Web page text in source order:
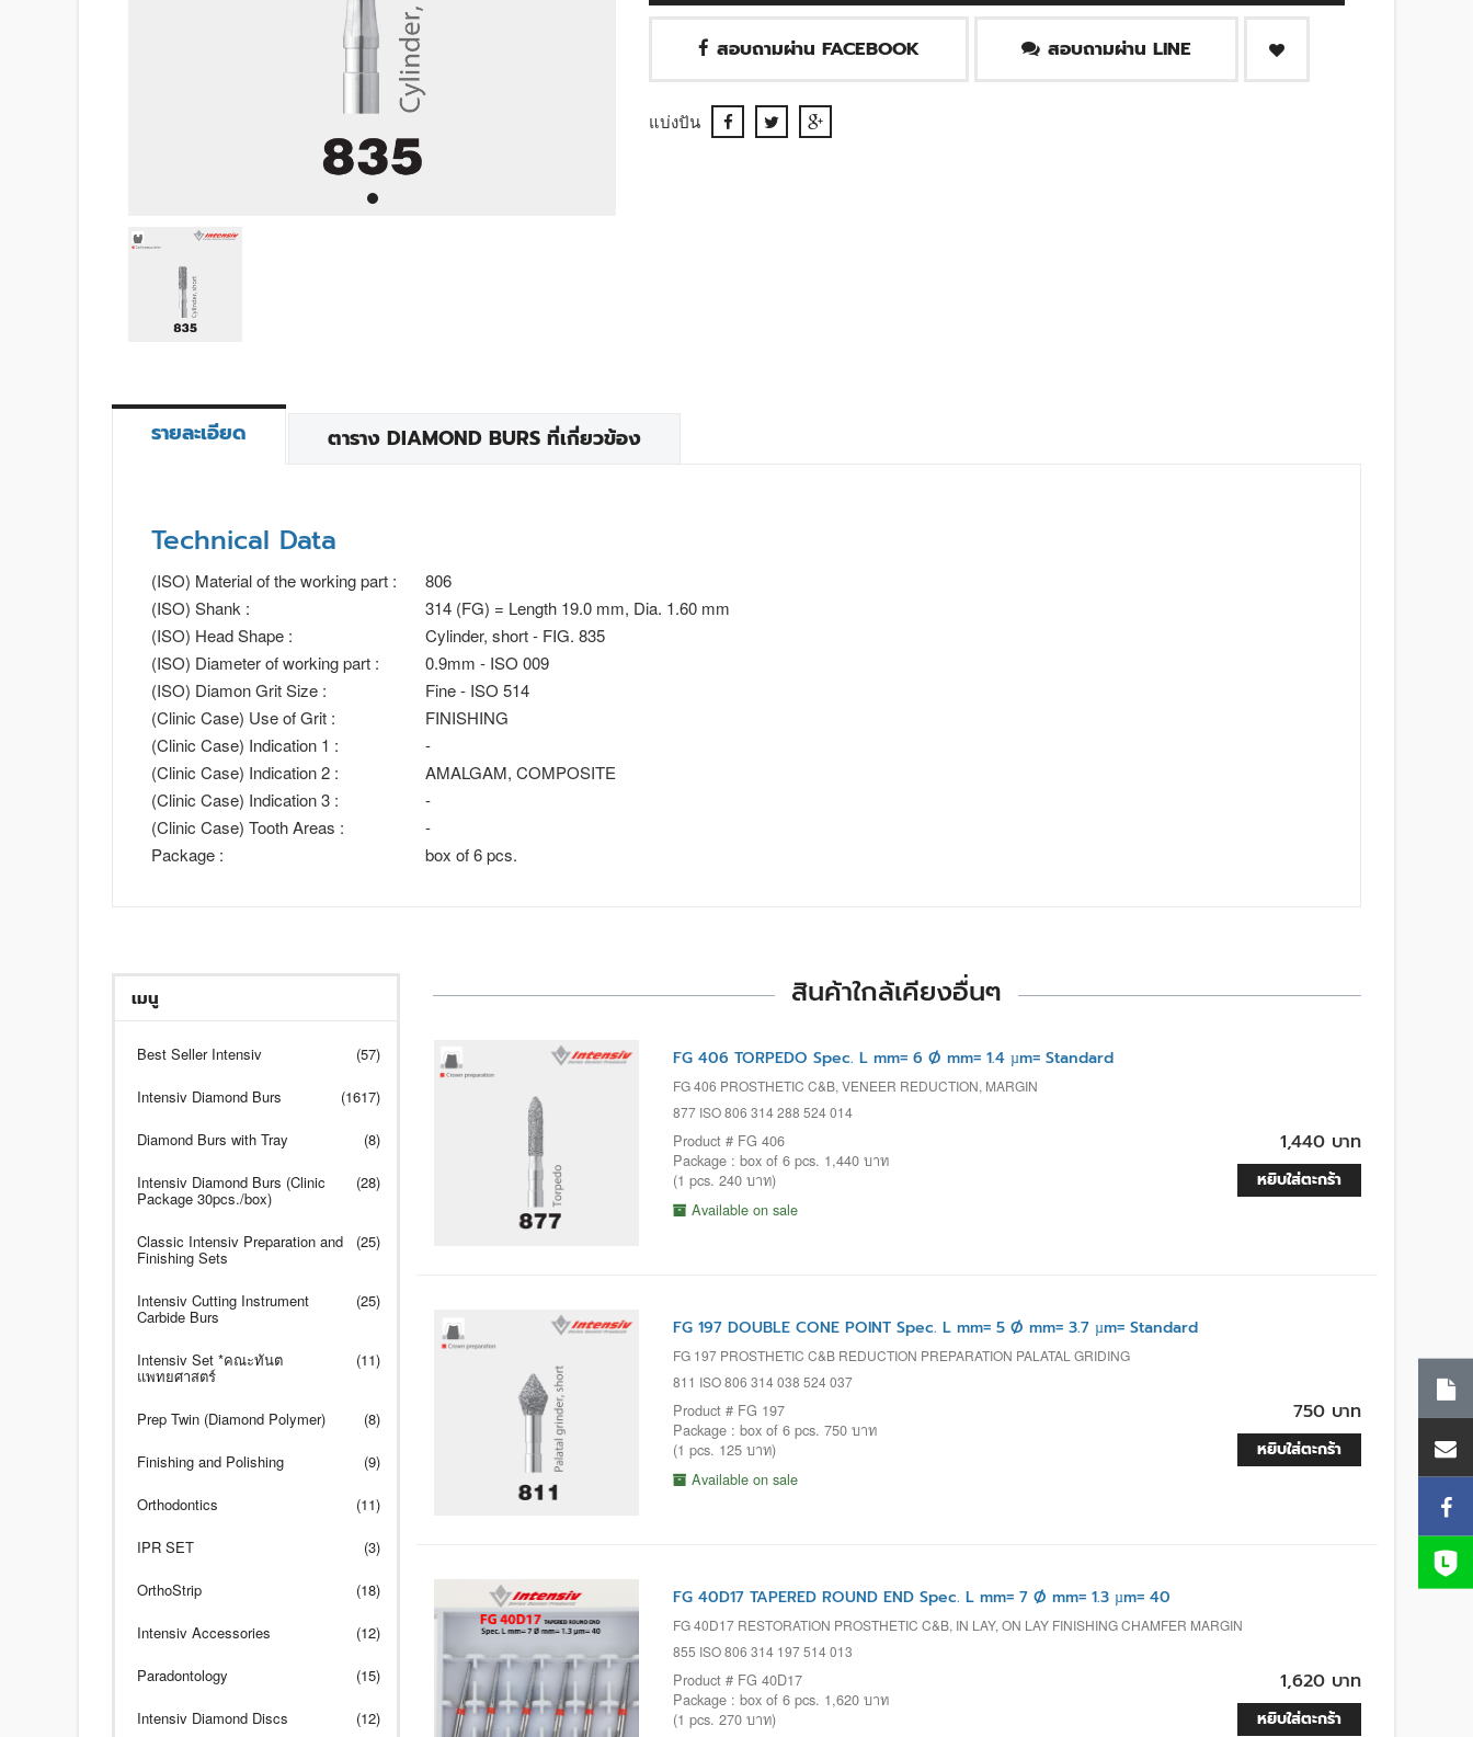
สอบถามผ่าน FACEBOOK สอบถามผ่าน LINE
แบ่งปัน
รายละเอียด ตาราง DIAMOND BURS ที่เกี่ยวข้อง
Technical Data
(ISO) Material of the working part :
806
(ISO) Shank :
314 (FG) = Length 19.0 mm, Dia. 1.60 mm
(ISO) Head Shape :
Cylinder, short - FIG. 835
(ISO) Diameter of working part :
0.9mm - ISO 009
(ISO) Diamon Grit Size :
Fine - ISO 514
(Clinic Case) Use of Grit :
FINISHING
(Clinic Case) Indication 1 :
-
(Clinic Case) Indication 2 :
AMALGAM, COMPOSITE
(Clinic Case) Indication 3 :
-
(Clinic Case) Tooth Areas :
-
Package :
box of 6 pcs.
เมนู
Best Seller Intensiv (57)
Intensiv Diamond Burs (1617)
Diamond Burs with Tray (8)
Intensiv Diamond Burs (Clinic
Package 30pcs./box)
(28)
Classic Intensiv Preparation and
Finishing Sets
(25)
Intensiv Cutting Instrument
Carbide Burs
(25)
Intensiv Set *คณะทันต
แพทยศาสตร์
(11)
Prep Twin (Diamond Polymer) (8)
Finishing and Polishing (9)
Orthodontics (11)
IPR SET (3)
OrthoStrip (18)
Intensiv Accessories (12)
Paradontology (15)
Intensiv Diamond Discs (12)
สินค้าใกล้เคียงอื่นๆ
FG 406 TORPEDO Spec. L mm= 6 Ø mm= 1.4 µm= Standard
FG 406 PROSTHETIC C&B, VENEER REDUCTION, MARGIN
877 ISO 806 314 288 524 014
Product # FG 406
Package : box of 6 pcs. 1,440 บาท
(1 pcs. 240 บาท)
Available on sale
1,440 บาท
หยิบใส่ตะกร้า
FG 197 DOUBLE CONE POINT Spec. L mm= 5 Ø mm= 3.7 µm= Standard
FG 197 PROSTHETIC C&B REDUCTION PREPARATION PALATAL GRIDING
811 ISO 806 314 038 524 037
Product # FG 197
Package : box of 6 pcs. 750 บาท
(1 pcs. 125 บาท)
Available on sale
750 บาท
หยิบใส่ตะกร้า
FG 40D17 TAPERED ROUND END Spec. L mm= 7 Ø mm= 1.3 µm= 40
FG 40D17 RESTORATION PROSTHETIC C&B, IN LAY, ON LAY FINISHING CHAMFER MARGIN
855 ISO 806 314 197 514 013
Product # FG 40D17
Package : box of 6 pcs. 1,620 บาท
(1 pcs. 270 บาท)
1,620 บาท
หยิบใส่ตะกร้า